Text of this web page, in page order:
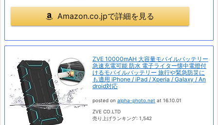
Amazon.co.jpで詳細を見る
ZVE 10000mAH 大容量モバイルバッテリー
急速充電可能 防水 電子ライター懐中電燈付
けるモバイルバッテリー 旅行や緊急防災に
も適用 iPhone / iPad / Xperia / Galaxy / An
droid対応
posted on alpha-photo.net at 16.10.01
ZVE CO.LTD
売り上げランキング: 1,542